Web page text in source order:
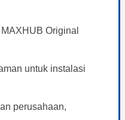
Original
untuk instalasi
perusahaan,